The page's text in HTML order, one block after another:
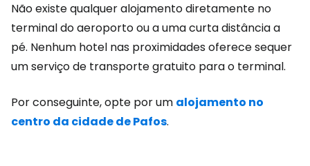
Não existe qualquer alojamento diretamente no
terminal do aeroporto ou a uma curta distância a
pé. Nenhum hotel nas proximidades oferece sequer
um serviço de transporte gratuito para o terminal.
Por conseguinte, opte por um alojamento no
centro da cidade de Pafos.